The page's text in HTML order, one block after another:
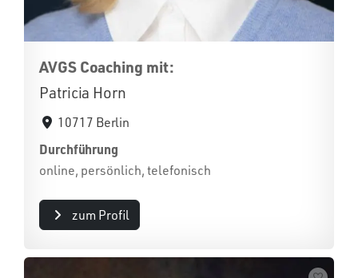
AVGS Coaching mit:
Patricia Horn
10717 Berlin
Durchführung
online, persönlich, telefonisch
zum Profil